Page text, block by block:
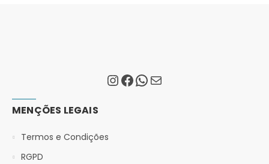
MENÇÕES LEGAIS
Termos e Condições
RGPD